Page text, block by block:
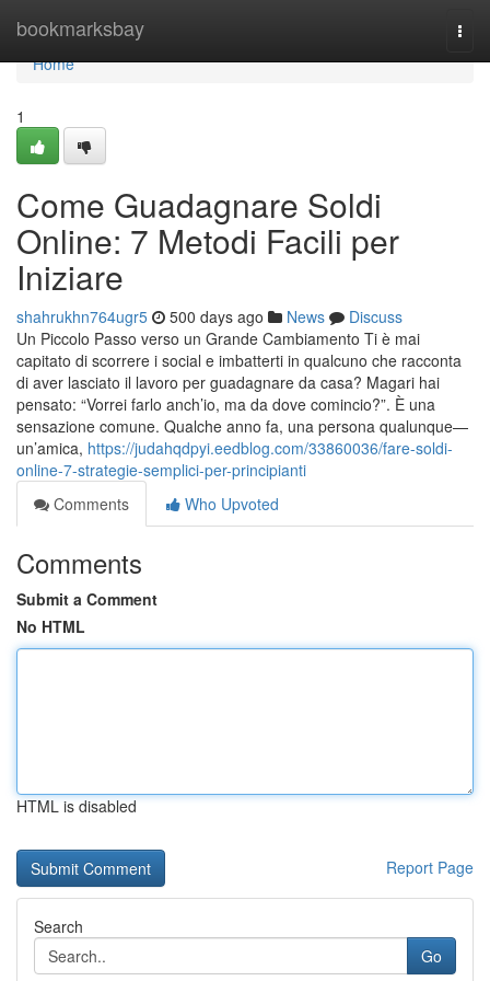
bookmarksbay
Home
Home
1
Come Guadagnare Soldi
Online: 7 Metodi Facili per
Iniziare
shahrukhn764ugr5 500 days ago News
Discuss
Un Piccolo Passo verso un Grande Cambiamento Ti è mai
capitato di scorrere i social e imbatterti in qualcuno che racconta
di aver lasciato il lavoro per guadagnare da casa? Magari hai
pensato: “Vorrei farlo anch’io, ma da dove comincio?”. È una
sensazione comune. Qualche anno fa, una persona qualunque—
un’amica, https://judahqdpyi.eedblog.com/33860036/fare-soldi-
online-7-strategie-semplici-per-principianti
Comments
Who Upvoted
Comments
Submit a Comment
No HTML
HTML is disabled
Report Page
Search
Go